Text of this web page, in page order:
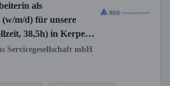
als
(w/m/d) für unsere
38,5h) in Kerpen
Servicegesellschaft mbH